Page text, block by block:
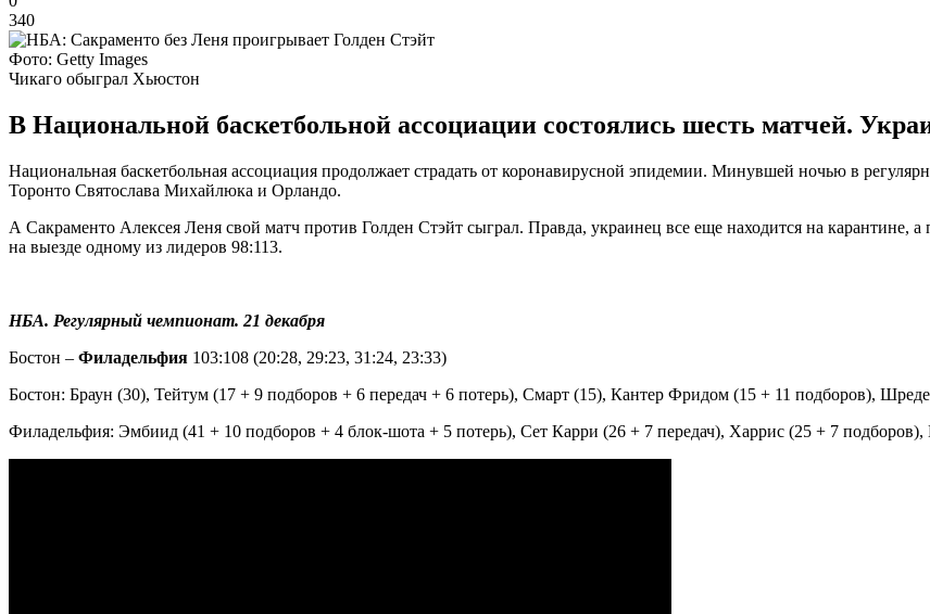
340
Фото: Getty Images
Чикаго обыграл Хьюстон
В Национальной баскетбольной ассоциации состоялись шесть матчей.
Национальная баскетбольная ассоциация продолжает страдать от коронавирусной эпидемии. Минувшей ночью в
Торонто Святослава Михайлюка и Орландо.
А Сакраменто Алексея Леня свой матч против Голден Стэйт сыграл. Правда, украинец все еще находится на карантине,
на выезде одному из лидеров 98:113.
НБА. Регулярный чемпионат. 21 декабря
Бостон – Филадельфия 103:108 (20:28, 29:23, 31:24, 23:33)
Бостон: Браун (30), Тейтум (17 + 9 подборов + 6 передач + 6 потерь), Смарт (15), Кантер Фридом (15 + 11 подборов),
Филадельфия: Эмбиид (41 + 10 подборов + 4 блок-шота + 5 потерь), Сет Карри (26 + 7 передач), Харрис (25 + 7